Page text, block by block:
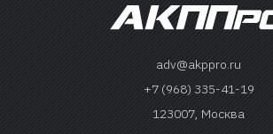
adv@akppro.ru
+7 (968) 335-41-19
123007, Москва